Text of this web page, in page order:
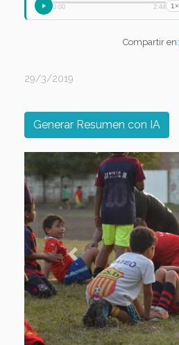
0:00 2:44 1×
Compartir en:
29/3/2019
Generar Resumen con IA
Previous